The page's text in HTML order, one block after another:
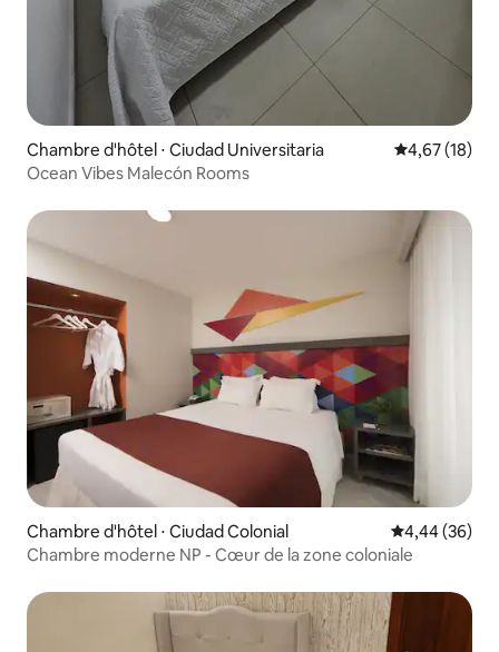
Chambre d'hôtel ⋅ Ciudad Universitaria Évaluation
4,67 (18)
Ocean Vibes Malecón Rooms
Chambre d'hôtel ⋅ Ciudad Colonial Évaluation
4,44 (36)
Chambre moderne NP - Cœur de la zone coloniale